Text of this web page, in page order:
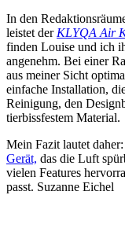
In den
leistet der KLYQA Air
finden Louise und ich
angenehm. Bei einer
aus meiner Sicht
einfache Installation,
Reinigung, den
tierbissfestem Material.
Mein Fazit lautet
Gerät, das die Luft
vielen Features
passt. Suzanne Eichel